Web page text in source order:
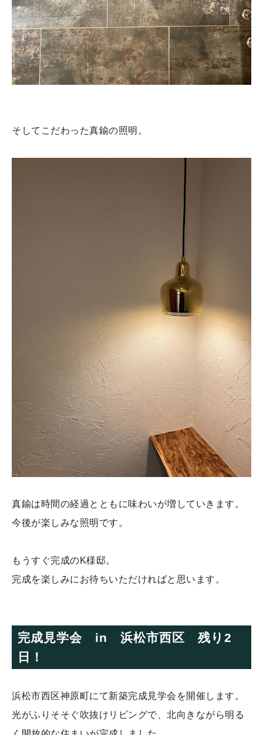
そしてこだわった真鍮の照明。
真鍮は時間の経過とともに味わいが増していきます。
今後が楽しみな照明です。
もうすぐ完成のK様邸。
完成を楽しみにお待ちいただければと思います。
完成見学会 in 浜松市西区 残り2
日！
浜松市西区神原町にて新築完成見学会を開催します。
光がふりそそぐ吹抜けリビングで、北向きながら明る